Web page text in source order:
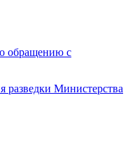
обращению с
разведки Министерства